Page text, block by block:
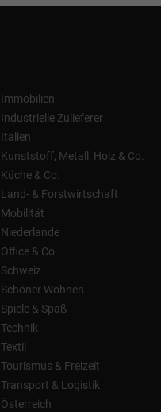
Immobilien
Industrielle Zulieferer
Italien
Kunststoff, Metall, Holz & Co.
Küche & Co.
Land- & Forstwirtschaft
Mobilität
Niederlande
Office & Co.
Schweiz
Schöner Wohnen
Spiele & Spaß
Technik
Textil
Tourismus & Freizeit
Transport & Logistik
Österreich